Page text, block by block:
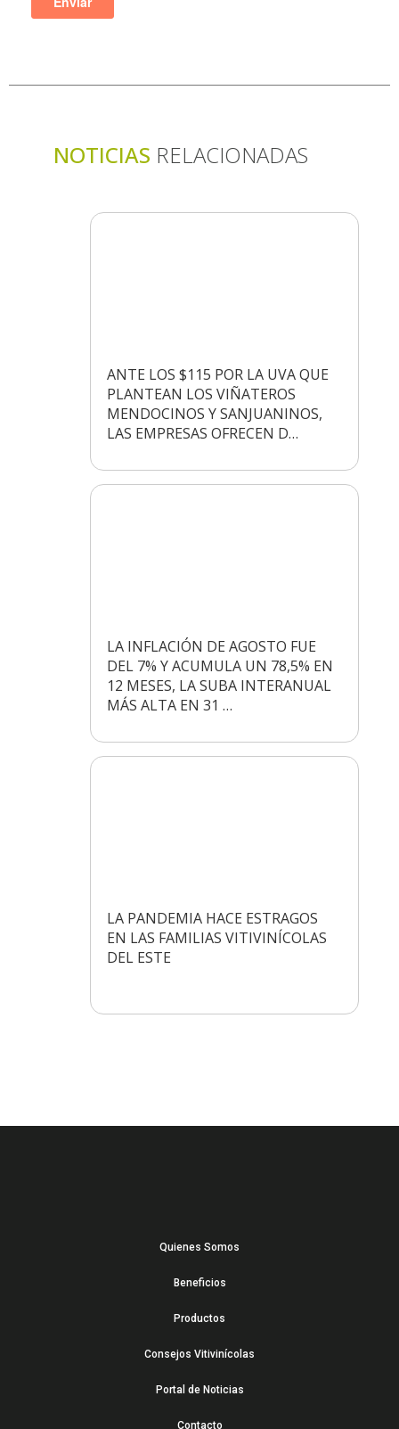
NOTICIAS RELACIONADAS
ANTE LOS $115 POR LA UVA QUE
PLANTEAN LOS VIÑATEROS
MENDOCINOS Y SANJUANINOS,
LAS EMPRESAS OFRECEN D…
LA INFLACIÓN DE AGOSTO FUE
DEL 7% Y ACUMULA UN 78,5% EN
12 MESES, LA SUBA INTERANUAL
MÁS ALTA EN 31 …
LA PANDEMIA HACE ESTRAGOS
EN LAS FAMILIAS VITIVINÍCOLAS
DEL ESTE
Quienes Somos
Beneficios
Productos
Consejos Vitivinícolas
Portal de Noticias
Contacto